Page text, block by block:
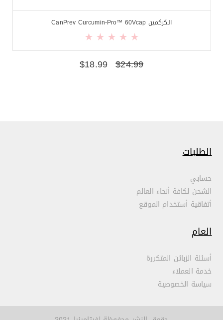
الكركمين CanPrev Curcumin-Pro™ 60Vcap
$24.99
$18.99
الطلبات
حسابي
الشحن لكافة أنحاء العالم
أتفاقية أستخدام الموقع
العام
أسئلة الزبائن المتكررة
خدمة العملاء
سياسة الخصوصية